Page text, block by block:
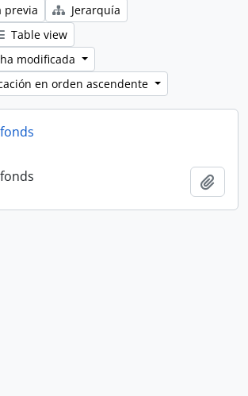
previa
Jerarquía
Table view
modificada
en orden ascendente